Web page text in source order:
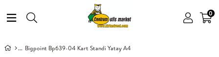
0
Bigpoint Bp639-04 Kart Standi Yatay A4